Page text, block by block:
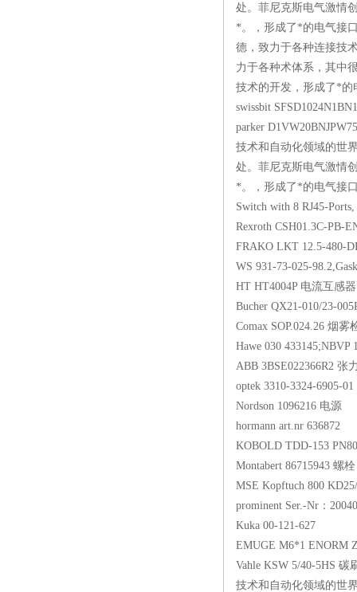
处。菲尼克斯电气激情
*。，形成了*的电气接
德，致力于各种连接技
力于各种术体系，其中
技术的开发，形成了*的
swissbit
parker
技术和自动化领域的世
处。菲尼克斯电气激情
*。，形成了*的电气接
Switch with 8 RJ45-
Rexroth CSH01.3C-PB-
FRAKO LKT 12.5-480-
WS 931-73-025-
HT HT4004P 电流互感器
Bucher QX21-010/23-
Comax SOP.024.26 烟雾
Hawe 030 433145;NBVP
ABB 3BSE022366R2 张
optek 3310-3324-6905-01
Nordson 1096216 电源
hormann art.nr 636872
KOBOLD TDD-153
Montabert 86715943 螺栓
MSE Kopftuch 800
prominent Ser.-Nr：
Kuka 00-121-627
EMUGE M6*1 ENORM
Vahle KSW 5/40-5HS 碳
技术和自动化领域的世